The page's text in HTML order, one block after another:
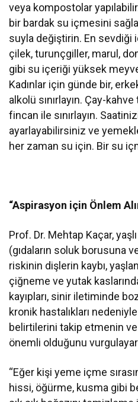
veya kompostolar
bir bardak su içmesini
suyla değiştirin. En sevdiği
çilek, turunçgiller, marul,
gibi su içeriği yüksek
Kadınlar için günde bir,
alkolü sınırlayın. Çay-
fincan ile sınırlayın.
ayarlayabilirsiniz ve
her zaman su için. Bir su
“Aspirasyon için Önlem
Prof. Dr. Mehtap Kaçar,
(gıdaların soluk borusuna
riskinin dişlerin kaybı,
çiğneme ve yutak
kayıpları, sinir iletiminde
kronik hastalıkları
belirtilerini takip etmenin
önemli olduğunu
“Eğer kişi yeme içme
hissi, öğürme, kusma gibi